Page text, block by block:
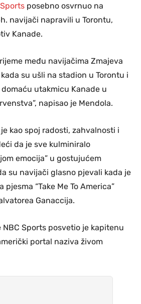
posebno osvrnuo na
navijači napravili u Torontu,
Kanade.
među navijačima Zmajeva
su ušli na stadion u Torontu i
utakmicu Kanade u
napisao je Mendola.
kao spoj radosti, zahvalnosti i
da je sve kulminiralo
emocija” u gostujućem
su navijači glasno pjevali kada je
“Take Me To America”
Ganaccija.
NBC Sports posvetio je kapitenu
portal naziva živom